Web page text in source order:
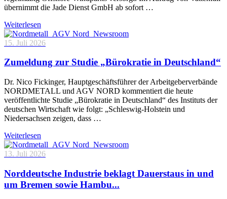
übernimmt die Jade Dienst GmbH ab sofort …
Weiterlesen
15. Juli 2026
Zumeldung zur Studie „Bürokratie in Deutschland“
Dr. Nico Fickinger, Hauptgeschäftsführer der Arbeitgeberverbände
NORDMETALL und AGV NORD kommentiert die heute
veröffentlichte Studie „Bürokratie in Deutschland“ des Instituts der
deutschen Wirtschaft wie folgt: „Schleswig-Holstein und
Niedersachsen zeigen, dass …
Weiterlesen
13. Juli 2026
Norddeutsche Industrie beklagt Dauerstaus in und
um Bremen sowie Hambu...